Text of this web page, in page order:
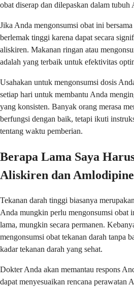
obat diserap dan dilepaskan dalam tubuh
Jika Anda mengonsumsi obat ini
berlemak tinggi karena dapat secara
aliskiren. Makanan ringan atau
adalah yang terbaik untuk efektivitas
Usahakan untuk mengonsumsi dosis
setiap hari untuk membantu Anda
yang konsisten. Banyak orang merasa
berfungsi dengan baik, tetapi ikuti
tentang waktu pemberian.
Berapa Lama Saya
Aliskiren dan
Tekanan darah tinggi biasanya
Anda mungkin perlu mengonsumsi obat
lama, mungkin secara permanen.
mengonsumsi obat tekanan darah tanpa
kadar tekanan darah yang sehat.
Dokter Anda akan memantau respons
dapat menyesuaikan rencana perawatan